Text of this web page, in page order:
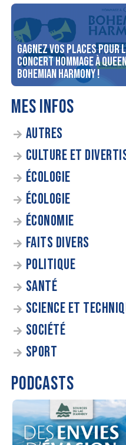
Gagnez vos places pour
concert Hommage à
Bohemian Harmony !
MES INFOS
AUTRES
CULTURE ET
ÉCOLOGIE
ÉCOLOGIE
ÉCONOMIE
FAITS DIVERS
POLITIQUE
SANTÉ
SCIENCE ET
SOCIÉTÉ
SPORT
PODCASTS